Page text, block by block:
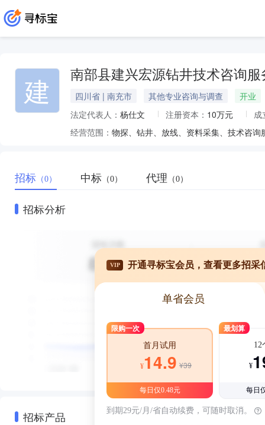
建 南部县建兴宏源钻井技术咨询服
四川省 | 南充市 其他专业咨询与调查
开业
法定代表人： 杨仕文 注册资本： 10万元
成
经营范围： 物探、钻井、放线、资料采集、技术咨
招标 （0） 中标 （0） 代理 （0）
招标分析
招标产品
VIP 开通寻标宝会员，查看更多招采
单省会员
限购一次
首月试用
¥14.9 ¥39
每日仅0.48元
最划算
12
¥
每日
到期29元/月/省自动续费，可随时取消。